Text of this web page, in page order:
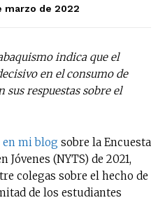
marzo de 2022
indica que el
en el consumo de
respuestas sobre el
mi blog sobre la Encuesta
(NYTS) de 2021,
colegas sobre el hecho de
de los estudiantes